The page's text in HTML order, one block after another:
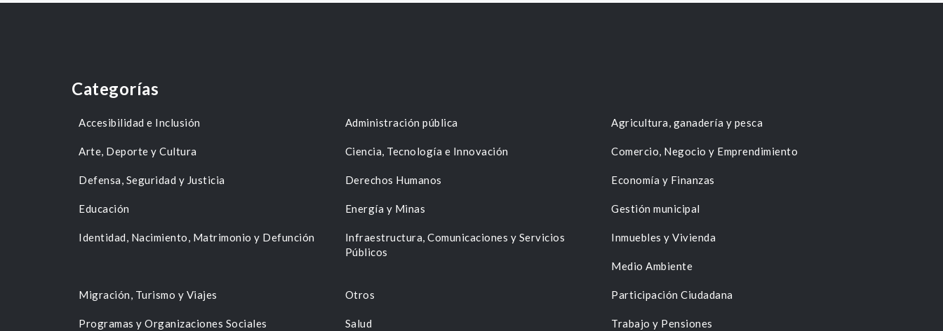
Categorías
Accesibilidad e Inclusión Administración pública Agricultura, ganadería y pesca
Arte, Deporte y Cultura Ciencia, Tecnología e Innovación Comercio, Negocio y Emprendimiento
Defensa, Seguridad y Justicia Derechos Humanos Economía y Finanzas
Educación Energía y Minas Gestión municipal
Identidad, Nacimiento, Matrimonio y Defunción
Infraestructura, Comunicaciones y Servicios
Públicos
Inmuebles y Vivienda
Medio Ambiente
Migración, Turismo y Viajes Otros Participación Ciudadana
Programas y Organizaciones Sociales Salud Trabajo y Pensiones